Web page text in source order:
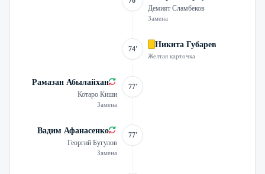
Демият Сламбеков
Замена
74' Никита Губарев
Желтая карточка
Рамазан Абылайхан
Котаро Киши
Замена
77'
Вадим Афанасенко
Георгий Бугулов
Замена
77'